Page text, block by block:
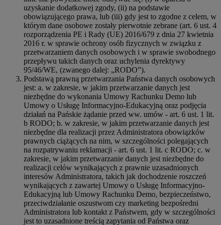
uzyskanie dodatkowej zgody, (ii) na podstawie
obowiązującego prawa, lub (iii) gdy jest to zgodne z celem, w
którym dane osobowe zostały pierwotnie zebrane (art. 6 ust. 4
rozporządzenia PE i Rady (UE) 2016/679 z dnia 27 kwietnia
2016 r. w sprawie ochrony osób fizycznych w związku z
przetwarzaniem danych osobowych i w sprawie swobodnego
przepływu takich danych oraz uchylenia dyrektywy
95/46/WE, (zwanego dalej: „RODO”).
Podstawą prawną przetwarzania Państwa danych osobowych
jest: a. w zakresie, w jakim przetwarzanie danych jest
niezbędne do wykonania Umowy Rachunku Demo lub
Umowy o Usługę Informacyjno-Edukacyjną oraz podjęcia
działań na Pańskie żądanie przed ww. umów - art. 6 ust. 1 lit.
b RODO; b. w zakresie, w jakim przetwarzanie danych jest
niezbędne dla realizacji przez Administratora obowiązków
prawnych ciążących na nim, w szczególności polegających
na rozpatrywaniu reklamacji - art. 6 ust. 1 lit. c RODO; c. w
zakresie, w jakim przetwarzanie danych jest niezbędne do
realizacji celów wynikających z prawnie uzasadnionych
interesów Administratora, takich jak dochodzenie roszczeń
wynikających z zawartej Umowy o Usługę Informacyjno-
Edukacyjną lub Umowy Rachunku Demo, bezpieczeństwo,
przeciwdziałanie oszustwom czy marketing bezpośredni
Administratora lub kontakt z Państwem, gdy w szczególności
jest to uzasadnione treścią zapytania od Państwa oraz